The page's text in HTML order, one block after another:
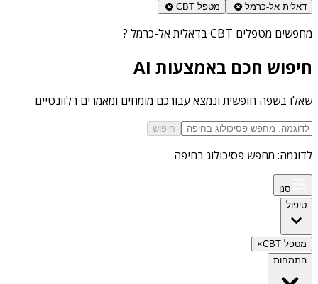
דאלית אל-כרמל מטפל CBT
מחפשים מטפלים CBT בדאלית אל-כרמל ?
חיפוש חכם באמצעות AI
שאלו בשפה חופשית ונמצא עבורכם מומחים ומאמרים רלוונטיים
חיפוש
לדוגמה: מחפש פסיכולוג בחיפה
סנן
טיפול
מטפל CBT
×
התמחות